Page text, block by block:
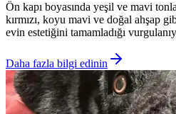
Ön kapı boyasında yeşil ve mavi
kırmızı, koyu mavi ve doğal ahşap
evin estetiğini tamamladığı
Daha fazla bilgi edinin